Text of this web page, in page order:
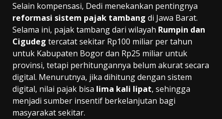
Selain kompensasi, Dedi menekankan pentingnya
reformasi sistem pajak tambang di Jawa Barat.
Selama ini, pajak tambang dari wilayah Rumpin dan
Cigudeg tercatat sekitar Rp100 miliar per tahun
untuk Kabupaten Bogor dan Rp25 miliar untuk
provinsi, tetapi perhitungannya belum akurat secara
digital. Menurutnya, jika dihitung dengan sistem
digital, nilai pajak bisa lima kali lipat, sehingga
menjadi sumber insentif berkelanjutan bagi
masyarakat sekitar.